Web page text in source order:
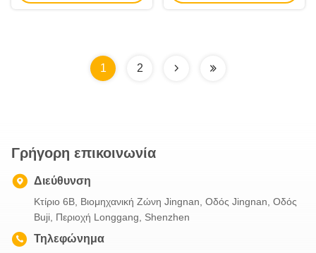
1 2
Γρήγορη επικοινωνία
Διεύθυνση
Κτίριο 6B, Βιομηχανική Ζώνη Jingnan, Οδός Jingnan, Οδός
Buji, Περιοχή Longgang, Shenzhen
Τηλεφώνημα